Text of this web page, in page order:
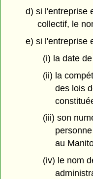
d) si l'entreprise
collectif, le
e) si l'entreprise
(i) la date
(ii) la
des lois
(iii) son
au
(iv) le nom